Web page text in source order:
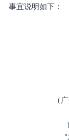
事宜说明如下：
（